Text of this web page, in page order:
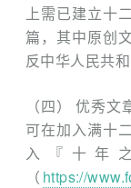
上需已建立十
篇，其中原创
反中华人民共
（四） 优秀
可在加入满十
入『十年
（ https://